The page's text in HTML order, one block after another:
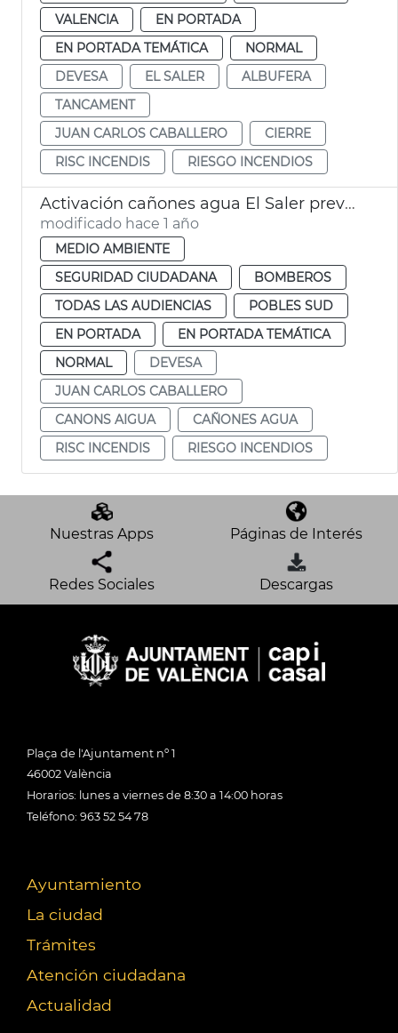
VALENCIA
EN PORTADA
EN PORTADA TEMÁTICA
NORMAL
DEVESA
EL SALER
ALBUFERA
TANCAMENT
JUAN CARLOS CABALLERO
CIERRE
RISC INCENDIS
RIESGO INCENDIOS
Activación cañones agua El Saler prevención incendios
modificado hace 1 año
MEDIO AMBIENTE
SEGURIDAD CIUDADANA
BOMBEROS
TODAS LAS AUDIENCIAS
POBLES SUD
EN PORTADA
EN PORTADA TEMÁTICA
NORMAL
DEVESA
JUAN CARLOS CABALLERO
CANONS AIGUA
CAÑONES AGUA
RISC INCENDIS
RIESGO INCENDIOS
Nuestras Apps Páginas de Interés
Redes Sociales Descargas
Plaça de l'Ajuntament nº 1
46002 València
Horarios: lunes a viernes de 8:30 a 14:00 horas
Teléfono: 963 52 54 78
Ayuntamiento
La ciudad
Trámites
Atención ciudadana
Actualidad